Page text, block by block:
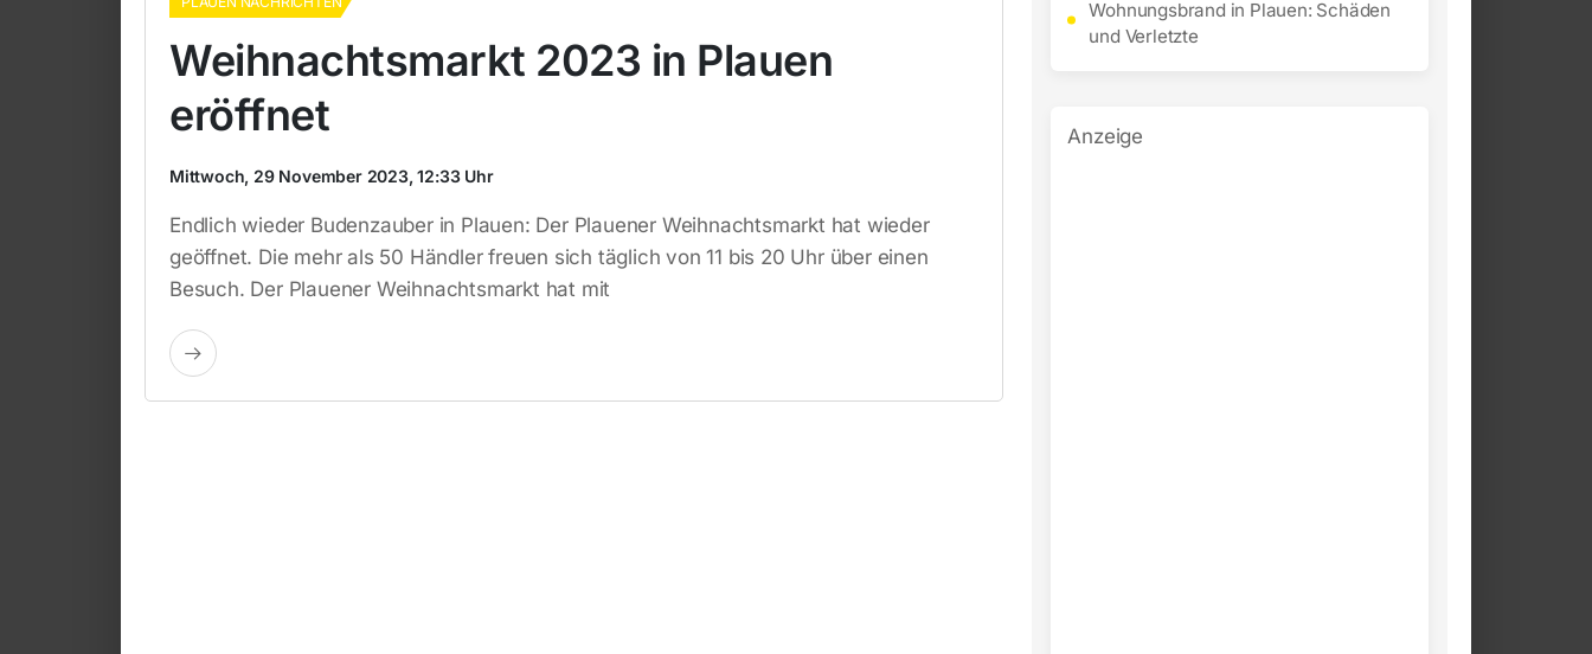
Weihnachtsmarkt 2023 in Plauen
eröffnet
Mittwoch, 29 November 2023, 12:33 Uhr
Endlich wieder Budenzauber in Plauen: Der Plauener Weihnachtsmarkt hat wieder
geöffnet. Die mehr als 50 Händler freuen sich täglich von 11 bis 20 Uhr über einen
Besuch. Der Plauener Weihnachtsmarkt hat mit
Wohnungsbrand in Plauen: Schäden
und Verletzte
Anzeige